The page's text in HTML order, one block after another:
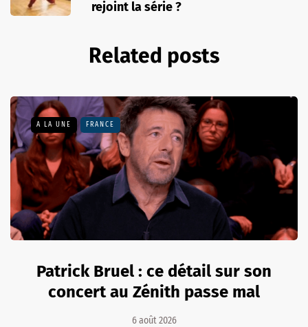
rejoint la série ?
Related posts
A LA UNE FRANCE
Patrick Bruel : ce détail sur son
concert au Zénith passe mal
6 août 2026